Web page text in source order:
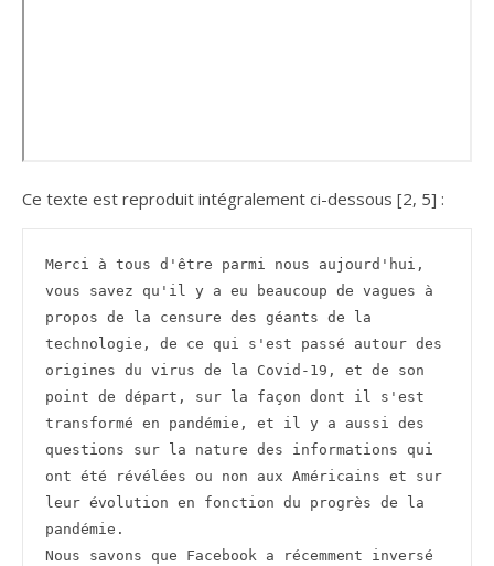
Ce texte est reproduit intégralement ci-dessous [2, 5] :
Merci à tous d'être parmi nous aujourd'hui,
vous savez qu'il y a eu beaucoup de vagues à
propos de la censure des géants de la
technologie, de ce qui s'est passé autour des
origines du virus de la Covid-19, et de son
point de départ, sur la façon dont il s'est
transformé en pandémie, et il y a aussi des
questions sur la nature des informations qui
ont été révélées ou non aux Américains et sur
leur évolution en fonction du progrès de la
pandémie.
Nous savons que Facebook a récemment inversé